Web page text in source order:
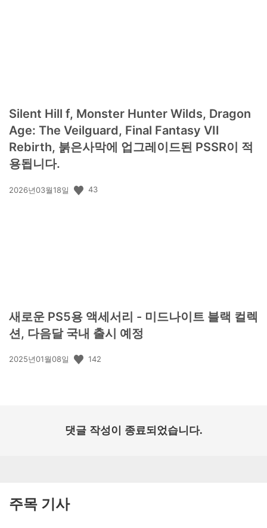
Silent Hill f, Monster Hunter Wilds, Dragon
Age: The Veilguard, Final Fantasy VII
Rebirth, 붉은사막에 업그레이드된 PSSR이 적
용됩니다.
공
2026년03월18일 43
새로운 PS5용 액세서리 - 미드나이트 블랙 컬렉
션, 다음달 국내 출시 예정
공
2025년01월08일 142
댓글 작성이 종료되었습니다.
주목 기사